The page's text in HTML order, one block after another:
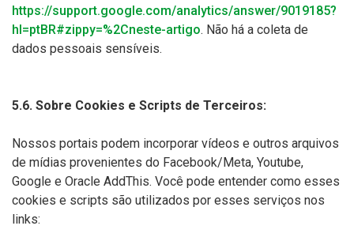
https://support.google.com/analytics/answer/9019185?
hl=ptBR#zippy=%2Cneste-artigo. Não há a coleta de
dados pessoais sensíveis.
5.6. Sobre Cookies e Scripts de Terceiros:
Nossos portais podem incorporar vídeos e outros arquivos
de mídias provenientes do Facebook/Meta, Youtube,
Google e Oracle AddThis. Você pode entender como esses
cookies e scripts são utilizados por esses serviços nos
links: